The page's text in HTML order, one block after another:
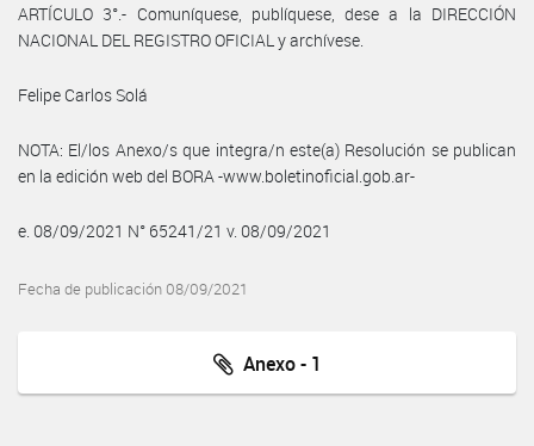
ARTÍCULO 3°.- Comuníquese, publíquese, dese a la DIRECCIÓN
NACIONAL DEL REGISTRO OFICIAL y archívese.
Felipe Carlos Solá
NOTA: El/los Anexo/s que integra/n este(a) Resolución se publican
en la edición web del BORA -www.boletinoficial.gob.ar-
e. 08/09/2021 N° 65241/21 v. 08/09/2021
Fecha de publicación 08/09/2021
Anexo - 1